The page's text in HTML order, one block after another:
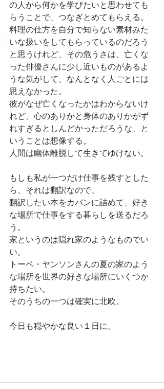
の人から何かを学びたいと思わせても
らうことで、つなぎとめてもらえる。
料理の仕方を自分で知らない素材みた
いな扱いをしてもらっているのだろう
と思うけれど、その危うさは、亡くな
った俳優さんに少し近いものがあるよ
うな気がして、なんとなく人ごとには
思えなかった。
彼がなぜ亡くなったかはわからないけ
れど、心のありかと身体のありかがず
れすぎるとしんどかっただろうな、と
いうことは想像する。
人間は幽体離脱して生きてゆけない。
もしも私が一つだけ仕事を残すとした
ら、それは翻訳なので、
翻訳したい本をカバンに詰めて、好き
な場所で仕事をする暮らしを送るだろ
う。
家というのは隠れ家のようなものでい
い。
トーベ・ヤンソンさんの夏の家のよう
な場所を世界の好きな場所にいくつか
持ちたい。
そのうちの一つは確実に北欧。
今日も穏やかな良い１日に。